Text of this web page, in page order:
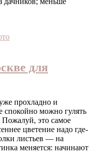
для
прохладно и
спокойно можно гулять
это самое
цветение надо где-
листьев — на
меняется: начинают